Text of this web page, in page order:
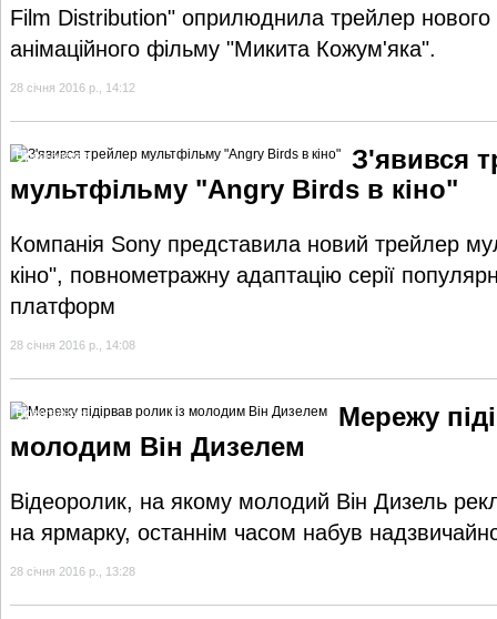
Film Distribution" оприлюднила трейлер
анімаційного фільму "Микита Кожум'яка".
28 січня 2016 р., 14:12
Відеогалерея
З'явився
мультфільму "Angry Birds в кіно"
Компанія Sony представила новий трейлер
кіно", повнометражну адаптацію серії
платформ
28 січня 2016 р., 14:08
Відеогалерея
Мережу
молодим Він Дизелем
Відеоролик, на якому молодий Він Дизель
на ярмарку, останнім часом набув
28 січня 2016 р., 13:28